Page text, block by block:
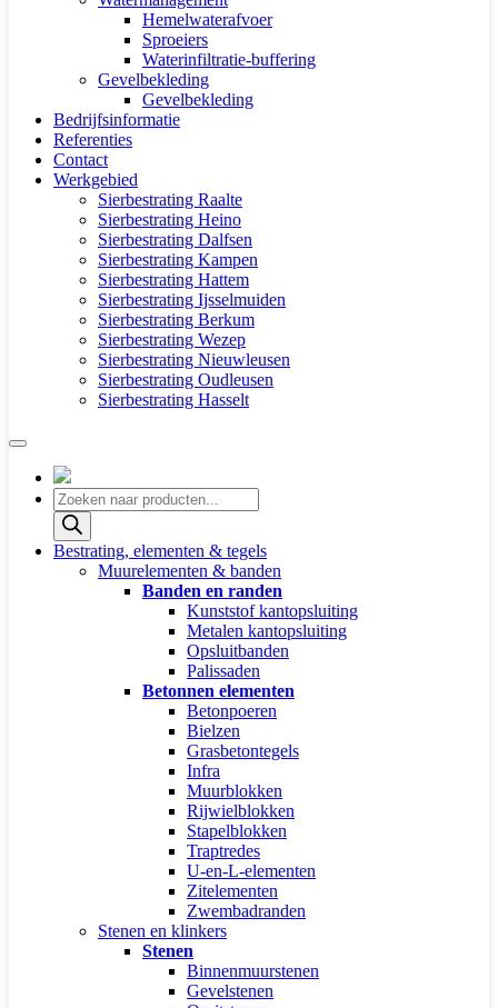
Hemelwaterafvoer
Sproeiers
Waterinfiltratie-buffering
Gevelbekleding
Gevelbekleding
Bedrijfsinformatie
Referenties
Contact
Werkgebied
Sierbestrating Raalte
Sierbestrating Heino
Sierbestrating Dalfsen
Sierbestrating Kampen
Sierbestrating Hattem
Sierbestrating Ijsselmuiden
Sierbestrating Berkum
Sierbestrating Wezep
Sierbestrating Nieuwleusen
Sierbestrating Oudleusen
Sierbestrating Hasselt
Producten
zoeken
Bestrating, elementen & tegels
Muurelementen & banden
Banden en randen
Kunststof kantopsluiting
Metalen kantopsluiting
Opsluitbanden
Palissaden
Betonnen elementen
Betonpoeren
Bielzen
Grasbetontegels
Infra
Muurblokken
Rijwielblokken
Stapelblokken
Traptredes
U-en-L-elementen
Zitelementen
Zwembadranden
Stenen en klinkers
Stenen
Binnenmuurstenen
Gevelstenen